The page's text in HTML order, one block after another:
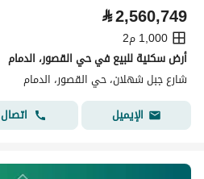
⃁2,560,749
1,000 م2
أرض سكنية للبيع في حي القصور، الدمام
شارع جبل شهلان، حي القصور، الدمام
الإيميل
اتصال